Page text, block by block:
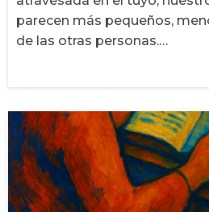
parecen más pequeños,
de las otras personas.…